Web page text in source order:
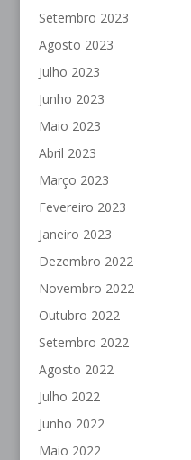
Setembro 2023
Agosto 2023
Julho 2023
Junho 2023
Maio 2023
Abril 2023
Março 2023
Fevereiro 2023
Janeiro 2023
Dezembro 2022
Novembro 2022
Outubro 2022
Setembro 2022
Agosto 2022
Julho 2022
Junho 2022
Maio 2022